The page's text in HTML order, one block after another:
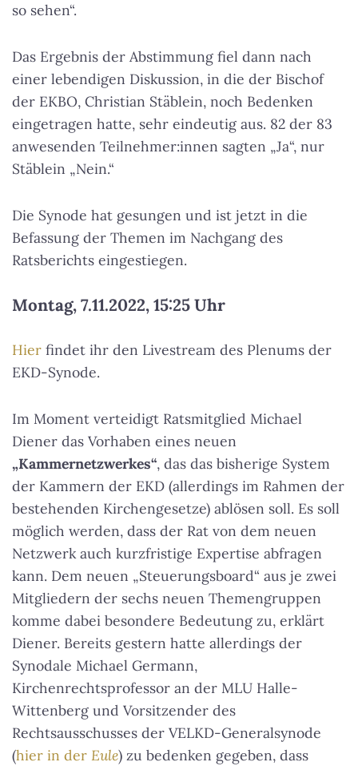
so sehen“.
Das Ergebnis der Abstimmung fiel dann nach
einer lebendigen Diskussion, in die der Bischof
der EKBO, Christian Stäblein, noch Bedenken
eingetragen hatte, sehr eindeutig aus. 82 der 83
anwesenden Teilnehmer:innen sagten „Ja“, nur
Stäblein „Nein.“
Die Synode hat gesungen und ist jetzt in die
Befassung der Themen im Nachgang des
Ratsberichts eingestiegen.
Montag, 7.11.2022, 15:25 Uhr
Hier findet ihr den Livestream des Plenums der
EKD-Synode.
Im Moment verteidigt Ratsmitglied Michael
Diener das Vorhaben eines neuen
„Kammernetzwerkes“, das das bisherige System
der Kammern der EKD (allerdings im Rahmen der
bestehenden Kirchengesetze) ablösen soll. Es soll
möglich werden, dass der Rat von dem neuen
Netzwerk auch kurzfristige Expertise abfragen
kann. Dem neuen „Steuerungsboard“ aus je zwei
Mitgliedern der sechs neuen Themengruppen
komme dabei besondere Bedeutung zu, erklärt
Diener. Bereits gestern hatte allerdings der
Synodale Michael Germann,
Kirchenrechtsprofessor an der MLU Halle-
Wittenberg und Vorsitzender des
Rechtsausschusses der VELKD-Generalsynode
(hier in der Eule) zu bedenken gegeben, dass